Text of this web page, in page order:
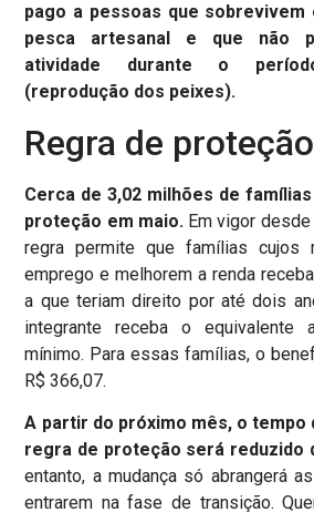
pago a pessoas que sobrevivem
pesca artesanal e que não
atividade durante o
(reprodução dos peixes).
Regra de proteção
Cerca de 3,02 milhões de
proteção em maio. Em vigor
regra permite que famílias cujos
emprego e melhorem a renda
a que teriam direito por até dois
integrante receba o equivalente
mínimo. Para essas famílias, o
R$ 366,07.
A partir do próximo mês, o tempo
regra de proteção será reduzido
entanto, a mudança só abrangerá
entrarem na fase de transição.